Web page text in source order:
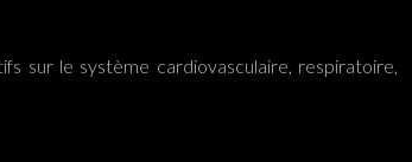
sur le système cardiovasculaire, respiratoire,